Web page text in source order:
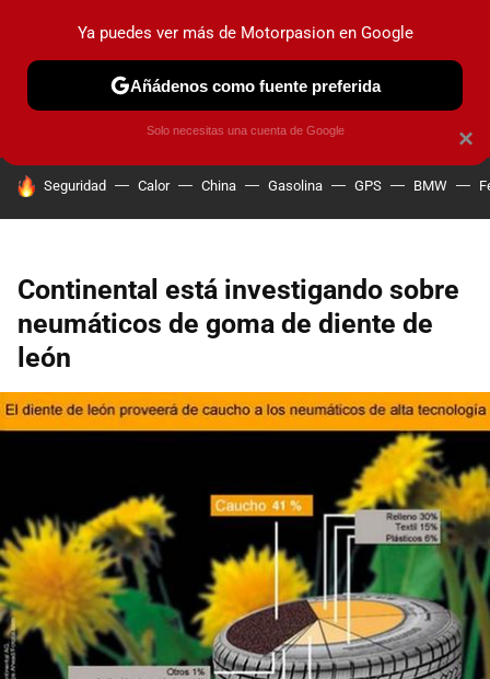
PRUEBAS COCHES ELÉCTRICOS OBSERVATORIO
HOY SE HABLA DE
Seguridad Calor China Gasolina GPS BMW
Continental está investigando sobre
neumáticos de goma de diente de
león
×
Ya puedes ver más de Motorpasion en Google
Añádenos como fuente preferida
Solo necesitas una cuenta de Google